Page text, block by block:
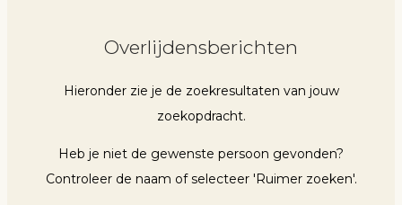
Overlijdensberichten
Hieronder zie je de zoekresultaten van jouw
zoekopdracht.
Heb je niet de gewenste persoon gevonden?
Controleer de naam of selecteer 'Ruimer zoeken'.